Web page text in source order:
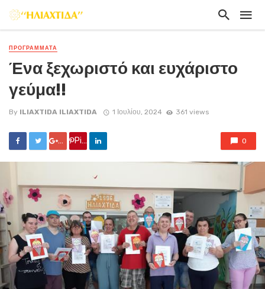
ΠΡΟΓΡΑΜΜΑΤΑ
Ένα ξεχωριστό και ευχάριστο
γεύμα!!
By ILIAXTIDA ILIAXTIDA 1 Ιουλίου, 2024 361 views
Google +
Pin it 0